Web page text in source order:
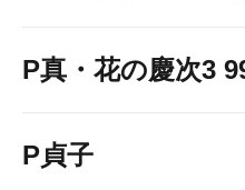
P真・花の慶次3
P貞子